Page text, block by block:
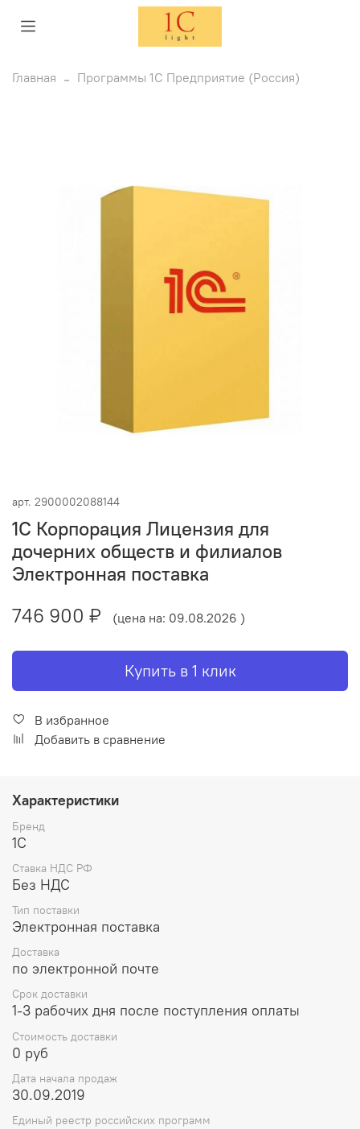
Главная Программы 1С Предприятие (Россия)
арт. 2900002088144
1С Корпорация Лицензия для
дочерних обществ и филиалов
Электронная поставка
746 900 ₽
(цена на: 09.08.2026 )
Купить в 1 клик
В избранное
Добавить в сравнение
Характеристики
Бренд
1С
Ставка НДС РФ
Без НДС
Тип поставки
Электронная поставка
Доставка
по электронной почте
Срок доставки
1-3 рабочих дня после поступления оплаты
Стоимость доставки
0 руб
Дата начала продаж
30.09.2019
Единый реестр российских программ